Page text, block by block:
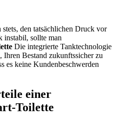
den tatsächlichen Druck vor
instabil, sollte man
Die integrierte Tanktechnologie
Ihren Bestand zukunftssicher zu
es keine Kundenbeschwerden
einer
Toilette